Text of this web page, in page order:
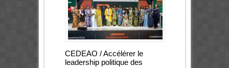
CEDEAO / Accélérer le
leadership politique des